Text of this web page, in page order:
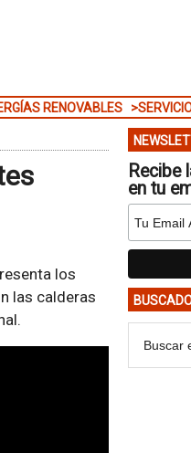
RENOVABLES
los
las calderas
Recibe
en tu